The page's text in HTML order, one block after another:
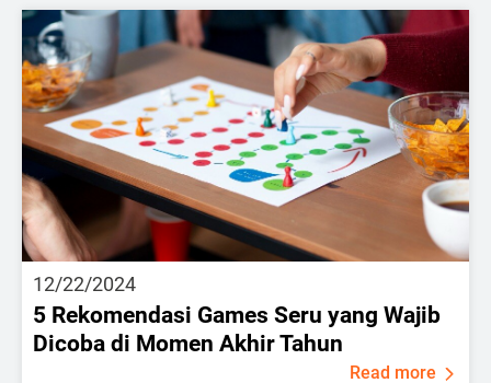
12/22/2024
5 Rekomendasi Games Seru yang Wajib
Dicoba di Momen Akhir Tahun
Read more